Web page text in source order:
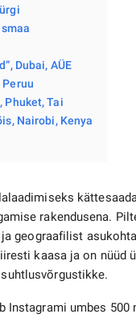
Dubai, AÜE
Peruu
Phuket, Tai
Nairobi, Kenya
rakendusena.
geograafilist
kaasa ja on nüüd
Instagrami umbes 500